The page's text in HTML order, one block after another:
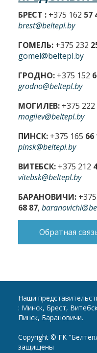
БРЕСТ : +375 162 57
brest@beltepl.by
ГОМЕЛЬ: +375 232
gomel@beltepl.by
ГРОДНО: +375 152
grodno@beltepl.by
МОГИЛЕВ: +375 222
mogilev@beltepl.by
ПИНСК: +375 165 66
pinsk@beltepl.by
ВИТЕБСК: +375 212
vitebsk@beltepl.by
БАРАНОВИЧИ:
68 87,
Обратная
Наши
: Минск, Брест,
Пинск, Барановичи.
Copyright © ГК
защищены